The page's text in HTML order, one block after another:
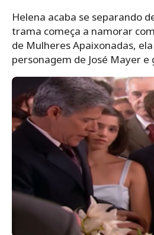
Helena acaba se separando
trama começa a namorar
de Mulheres Apaixonadas,
personagem de José Mayer